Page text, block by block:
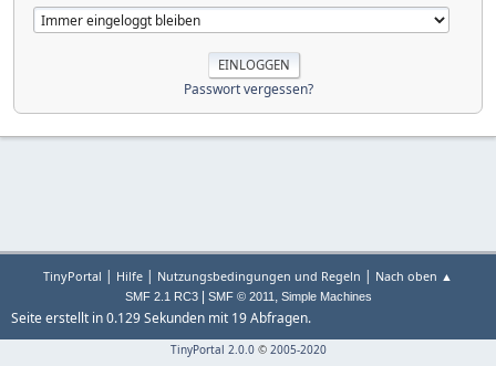
Passwort vergessen?
TinyPortal | Hilfe | Nutzungsbedingungen und Regeln | Nach oben ▲
SMF 2.1 RC3| SMF © 2011, Simple Machines
Seite erstellt in 0.129 Sekunden mit 19 Abfragen.
TinyPortal 2.0.0© 2005-2020